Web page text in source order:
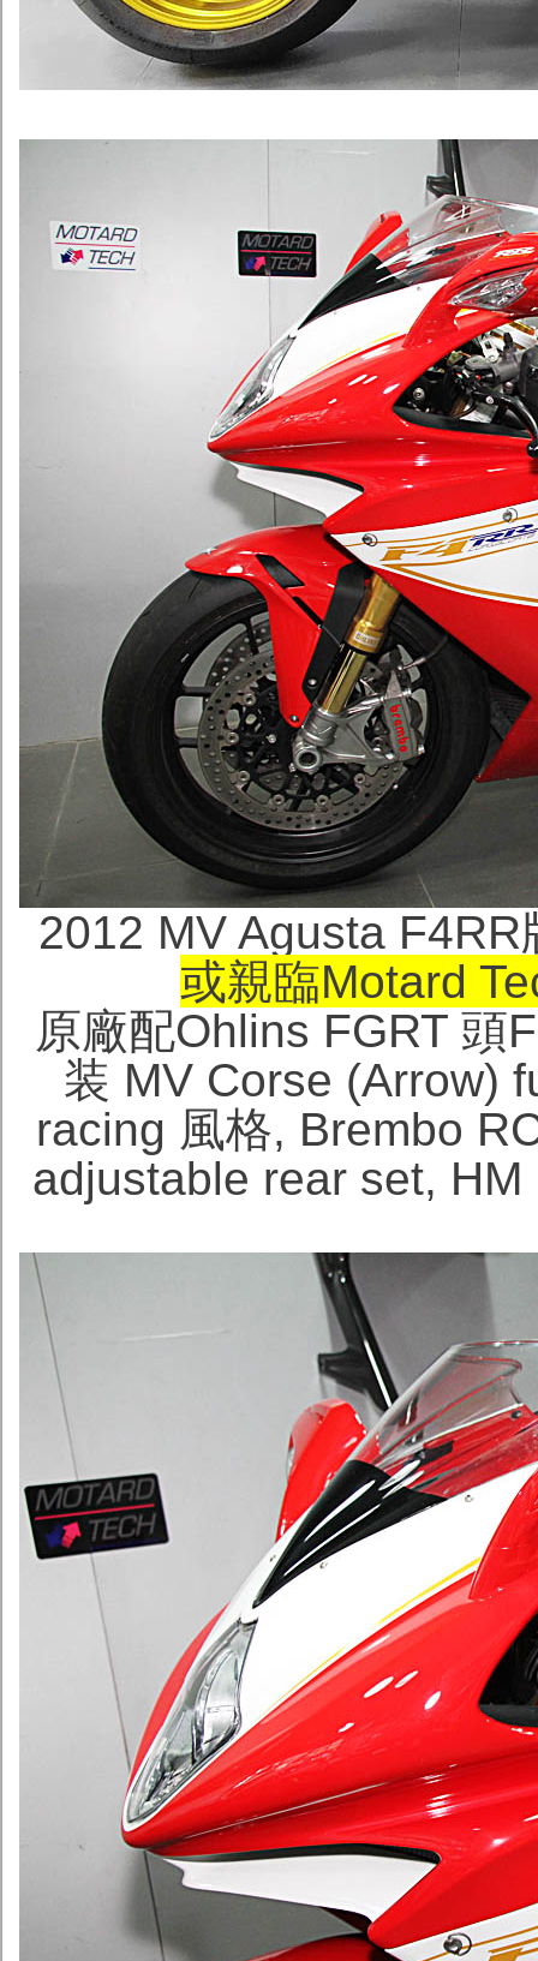
2012 MV Agusta
或親臨Motard
原廠配Ohlins FGRT 頭
装 MV Corse (Arrow)
racing 風格, Brembo
adjustable rear set,